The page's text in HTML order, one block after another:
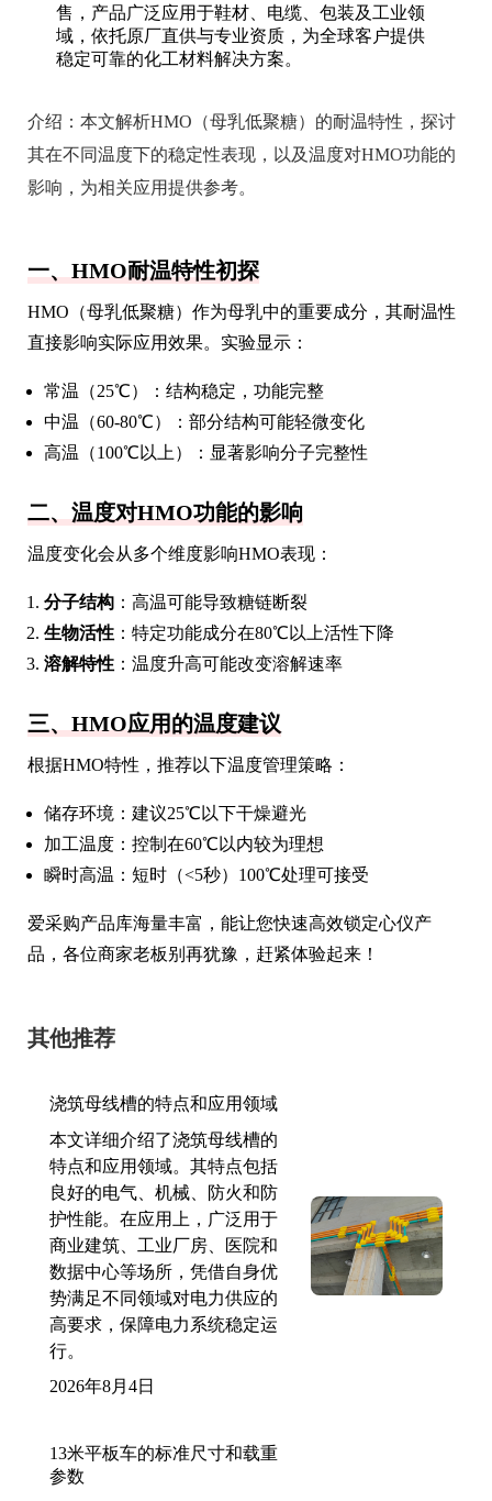
售，产品广泛应用于鞋材、电缆、包装及工业领
域，依托原厂直供与专业资质，为全球客户提供
稳定可靠的化工材料解决方案。
介绍： 本文解析HMO（母乳低聚糖）的耐温特性，探讨
其在不同温度下的稳定性表现，以及温度对HMO功能的
影响，为相关应用提供参考。
一、HMO耐温特性初探
HMO（母乳低聚糖）作为母乳中的重要成分，其耐温性
直接影响实际应用效果。实验显示：
常温（25℃）：结构稳定，功能完整
中温（60-80℃）：部分结构可能轻微变化
高温（100℃以上）：显著影响分子完整性
二、温度对HMO功能的影响
温度变化会从多个维度影响HMO表现：
分子结构 ：高温可能导致糖链断裂
生物活性 ：特定功能成分在80℃以上活性下降
溶解特性 ：温度升高可能改变溶解速率
三、HMO应用的温度建议
根据HMO特性，推荐以下温度管理策略：
储存环境：建议25℃以下干燥避光
加工温度：控制在60℃以内较为理想
瞬时高温：短时（<5秒）100℃处理可接受
爱采购产品库海量丰富，能让您快速高效锁定心仪产
品，各位商家老板别再犹豫，赶紧体验起来！
其他推荐
浇筑母线槽的特点和应用领域
本文详细介绍了浇筑母线槽的
特点和应用领域。其特点包括
良好的电气、机械、防火和防
护性能。在应用上，广泛用于
商业建筑、工业厂房、医院和
数据中心等场所，凭借自身优
势满足不同领域对电力供应的
高要求，保障电力系统稳定运
行。
2026年8月4日
13米平板车的标准尺寸和载重
参数